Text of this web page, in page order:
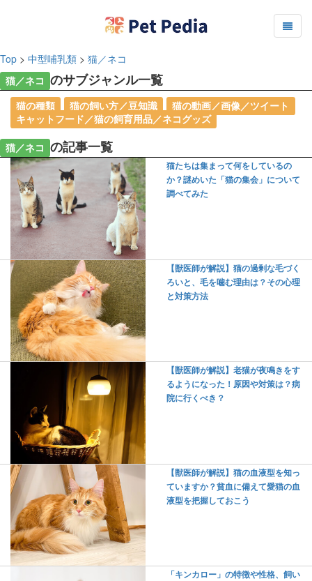
Top > 中型哺乳類 > 猫／ネコ
猫／ネコ のサブジャンル一覧
猫の種類 猫の飼い方／豆知識
猫の動画／画像／ツイート
キャットフード／猫の飼育用品／ネコグッズ
猫／ネコ の記事一覧
猫たちは集まって何をしているの
か？謎めいた「猫の集会」について
調べてみた
【獣医師が解説】猫の過剰な毛づく
ろいと、毛を噛む理由は？その心理
と対策方法
【獣医師が解説】老猫が夜鳴きをす
るようになった！原因や対策は？病
院に行くべき？
【獣医師が解説】猫の血液型を知っ
ていますか？貧血に備えて愛猫の血
液型を把握しておこう
「キンカロー」の特徴や性格、飼い